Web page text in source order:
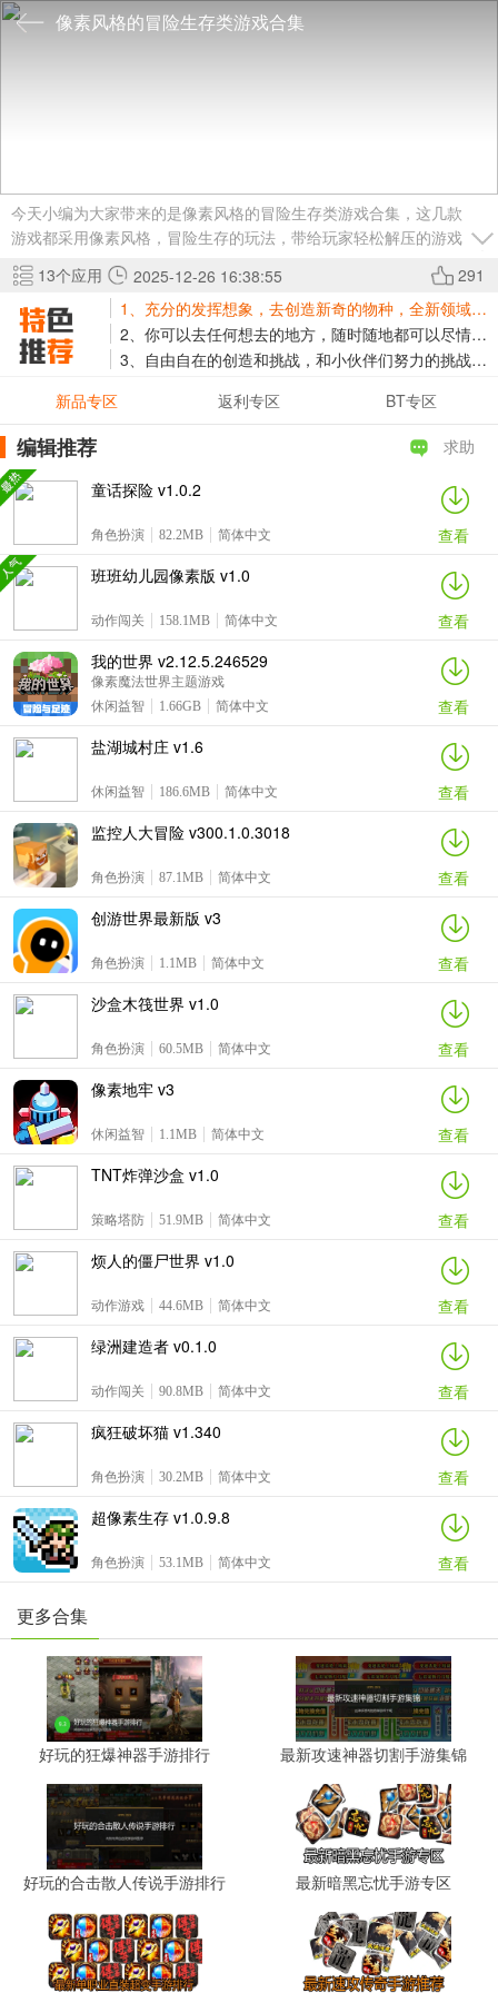
像素风格的冒险生存类游戏合集
今天小编为大家带来的是像素风格的冒险生存类游戏合集，这几款
游戏都采用像素风格，冒险生存的玩法，带给玩家轻松解压的游戏
体验，其中最具有代表性的就是我的世界，如果小伙伴对这类游戏
感兴趣，快来下载游玩吧！
13个应用 2025-12-26 16:38:55
291
1、充分的发挥想象，去创造新奇的物种，全新领域一起前来挑战。
2、你可以去任何想去的地方，随时随地都可以尽情的加入探险的队伍。
3、自由自在的创造和挑战，和小伙伴们努力的挑战下去，创造奇迹吧。
新品专区
返利专区 BT专区
编辑推荐
童话探险 v1.0.2
角色扮演 82.2MB 简体中文
查看
班班幼儿园像素版 v1.0
动作闯关 158.1MB 简体中文
查看
我的世界 v2.12.5.246529
像素魔法世界主题游戏
休闲益智
1.66GB 简体中文
查看
盐湖城村庄 v1.6
休闲益智 186.6MB 简体中文
查看
监控人大冒险 v300.1.0.3018
角色扮演 87.1MB 简体中文
查看
创游世界最新版 v3
角色扮演 1.1MB 简体中文
查看
沙盒木筏世界 v1.0
角色扮演 60.5MB 简体中文
查看
像素地牢 v3
休闲益智 1.1MB 简体中文
查看
TNT炸弹沙盒 v1.0
策略塔防 51.9MB 简体中文
查看
烦人的僵尸世界 v1.0
动作游戏 44.6MB 简体中文
查看
绿洲建造者 v0.1.0
动作闯关 90.8MB 简体中文
查看
疯狂破坏猫 v1.340
角色扮演 30.2MB 简体中文
查看
超像素生存 v1.0.9.8
角色扮演 53.1MB 简体中文 查看
求助
更多合集
好玩的狂爆神器手游排行 最新攻速神器切割手游集锦
好玩的合击散人传说手游排行 最新暗黑忘忧手游专区